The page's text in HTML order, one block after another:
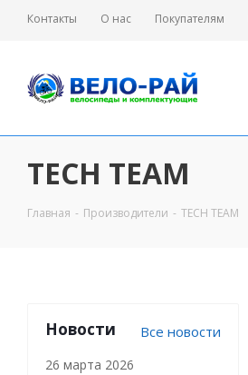
Контакты О нас Покупателям
TECH TEAM
Главная - Производители - TECH TEAM
Новости Все новости
26 марта 2026